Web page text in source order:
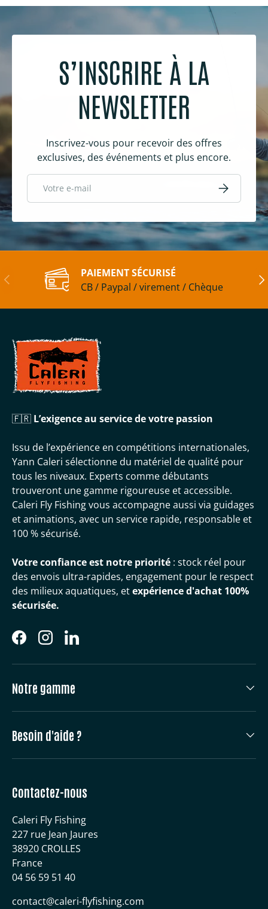
S’INSCRIRE À LA
NEWSLETTER
Inscrivez-vous pour recevoir des offres
exclusives, des événements et plus encore.
S’inscrire
Précédent
PAIEMENT SÉCURISÉ
CB / Paypal / virement / Chèque
🇫🇷 L’exigence au service de votre passion
Issu de l’expérience en compétitions internationales,
Yann Caleri sélectionne du matériel de qualité pour
tous les niveaux. Experts comme débutants
trouveront une gamme rigoureuse et accessible.
Caleri Fly Fishing vous accompagne aussi via guidages
et animations, avec un service rapide, responsable et
100 % sécurisé.
Votre confiance est notre priorité : stock réel pour
des envois ultra-rapides, engagement pour le respect
des milieux aquatiques, etexpérience d'achat 100%
sécurisée.
FacebookInstagramLinkedIn
Notre gamme
Besoin d'aide ?
Contactez-nous
Caleri Fly Fishing
227 rue Jean Jaures
38920 CROLLES
France
04 56 59 51 40
contact@caleri-flyfishing.com